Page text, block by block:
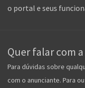
o portal e seus
Quer falar com
Para dúvidas sobre
com o anunciante. Para